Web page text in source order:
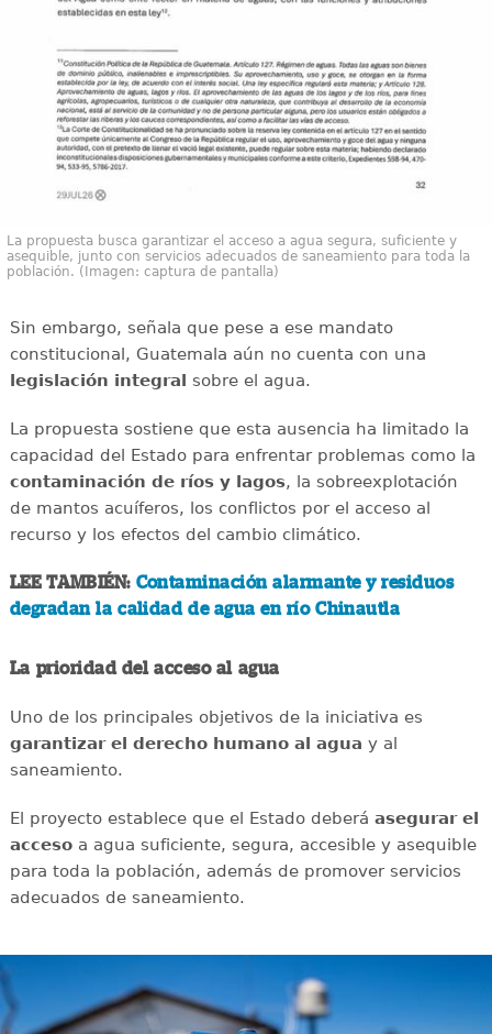
La propuesta busca garantizar el acceso a agua segura, suficiente y
asequible, junto con servicios adecuados de saneamiento para toda la
población. (Imagen: captura de pantalla)
Sin embargo, señala que pese a ese mandato
constitucional, Guatemala aún no cuenta con una
legislación integral sobre el agua.
La propuesta sostiene que esta ausencia ha limitado la
capacidad del Estado para enfrentar problemas como la
contaminación de ríos y lagos, la sobreexplotación
de mantos acuíferos, los conflictos por el acceso al
recurso y los efectos del cambio climático.
LEE TAMBIÉN: Contaminación alarmante y residuos
degradan la calidad de agua en río Chinautla
La prioridad del acceso al agua
Uno de los principales objetivos de la iniciativa es
garantizar el derecho humano al agua y al
saneamiento.
El proyecto establece que el Estado deberá asegurar el
accesoa agua suficiente, segura, accesible y asequible
para toda la población, además de promover servicios
adecuados de saneamiento.